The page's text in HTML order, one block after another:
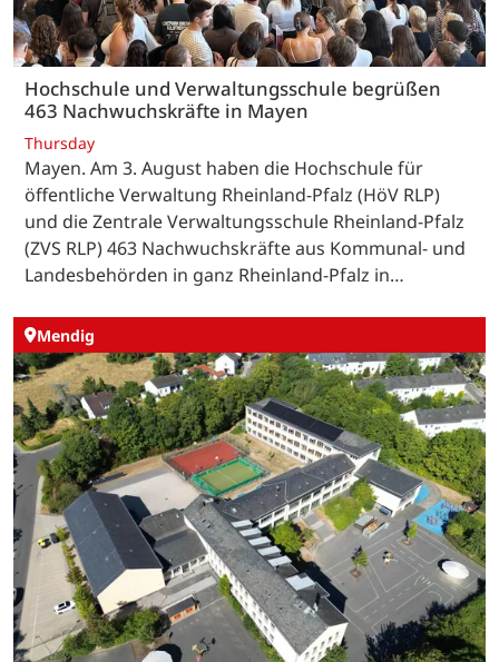
Hochschule und Verwaltungsschule begrüßen
463 Nachwuchskräfte in Mayen
Thursday
Mayen. Am 3. August haben die Hochschule für
öffentliche Verwaltung Rheinland-Pfalz (HöV RLP)
und die Zentrale Verwaltungsschule Rheinland-Pfalz
(ZVS RLP) 463 Nachwuchskräfte aus Kommunal- und
Landesbehörden in ganz Rheinland-Pfalz in…
Mendig